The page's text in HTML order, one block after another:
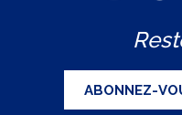
i
t
ABONNEZ-